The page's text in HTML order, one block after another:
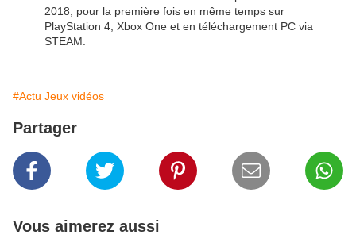
2018, pour la première fois en même temps sur
PlayStation 4, Xbox One et en téléchargement PC via
STEAM.
#Actu Jeux vidéos
Partager
Vous aimerez aussi